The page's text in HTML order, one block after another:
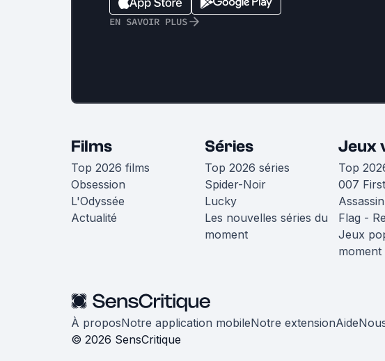
EN SAVOIR PLUS
Films
Top 2026 films
Obsession
L'Odyssée
Actualité
Séries
Top 2026 séries
Spider-Noir
Lucky
Les nouvelles séries du
moment
Jeux
Top
007
Flag -
Jeux
moment
À proposNotre application mobileNotre extensionAide
© 2026 SensCritique